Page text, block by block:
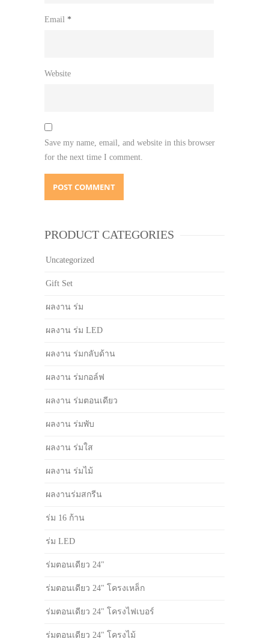
Email *
Website
Save my name, email, and website in this browser
for the next time I comment.
PRODUCT CATEGORIES
Uncategorized
Gift Set
ผลงาน ร่ม
ผลงาน ร่ม LED
ผลงาน ร่มกลับด้าน
ผลงาน ร่มกอล์ฟ
ผลงาน ร่มตอนเดียว
ผลงาน ร่มพับ
ผลงาน ร่มใส
ผลงาน ร่มไม้
ผลงานร่มสกรีน
ร่ม 16 ก้าน
ร่ม LED
ร่มตอนเดียว 24"
ร่มตอนเดียว 24" โครงเหล็ก
ร่มตอนเดียว 24" โครงไฟเบอร์
ร่มตอนเดียว 24" โครงไม้